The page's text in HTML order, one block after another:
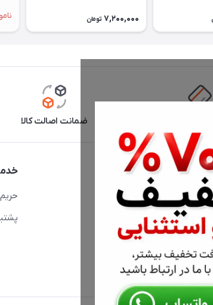
7,200,000 تومان
ضمانت اصالت کالا
دسترسی سریع
حساب کاربری
مجله فروشگاه
لیست محصولات
درباره ما